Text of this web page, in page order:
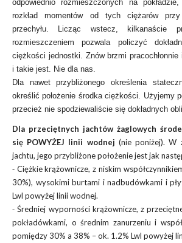
odpowiednio rozmieszczonych na
rozkład momentów od tych ciężarów
przechyłu. Licząc wstecz,
rozmieszczeniem pozwala policzyć
ciężkości jednostki. Znów brzmi
i takie jest. Nie dla nas.
Dla nawet przybliżonego określenia
określić położenie środka ciężkości. Użyjemy
przecież nie spodziewaliście się dokładnych
Dla przeciętnych jachtów żaglowych
się POWYŻEJ linii wodnej (nie poniżej). W
jachtu, jego przybliżone położenie jest jak
⁃ Ciężkie krążownicze, z niskim
30%), wysokimi burtami i nadbudówkami i
Lwl powyżej linii wodnej.
⁃ Średniej wyporności krążownicze, z
pokładówkami, o średnim zanurzeniu i
pomiędzy 30% a 38% – ok. 1.2% Lwl powyżej